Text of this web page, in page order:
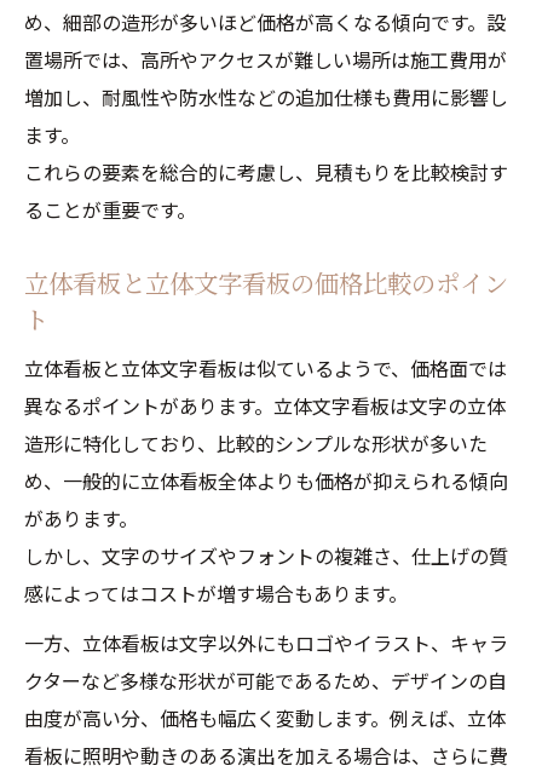
め、細部の造形が多いほど価格が高くなる傾向です。設
置場所では、高所やアクセスが難しい場所は施工費用が
増加し、耐風性や防水性などの追加仕様も費用に影響し
ます。
これらの要素を総合的に考慮し、見積もりを比較検討す
ることが重要です。
立体看板と立体文字看板の価格比較のポイン
ト
立体看板と立体文字看板は似ているようで、価格面では
異なるポイントがあります。立体文字看板は文字の立体
造形に特化しており、比較的シンプルな形状が多いた
め、一般的に立体看板全体よりも価格が抑えられる傾向
があります。
しかし、文字のサイズやフォントの複雑さ、仕上げの質
感によってはコストが増す場合もあります。
一方、立体看板は文字以外にもロゴやイラスト、キャラ
クターなど多様な形状が可能であるため、デザインの自
由度が高い分、価格も幅広く変動します。例えば、立体
看板に照明や動きのある演出を加える場合は、さらに費